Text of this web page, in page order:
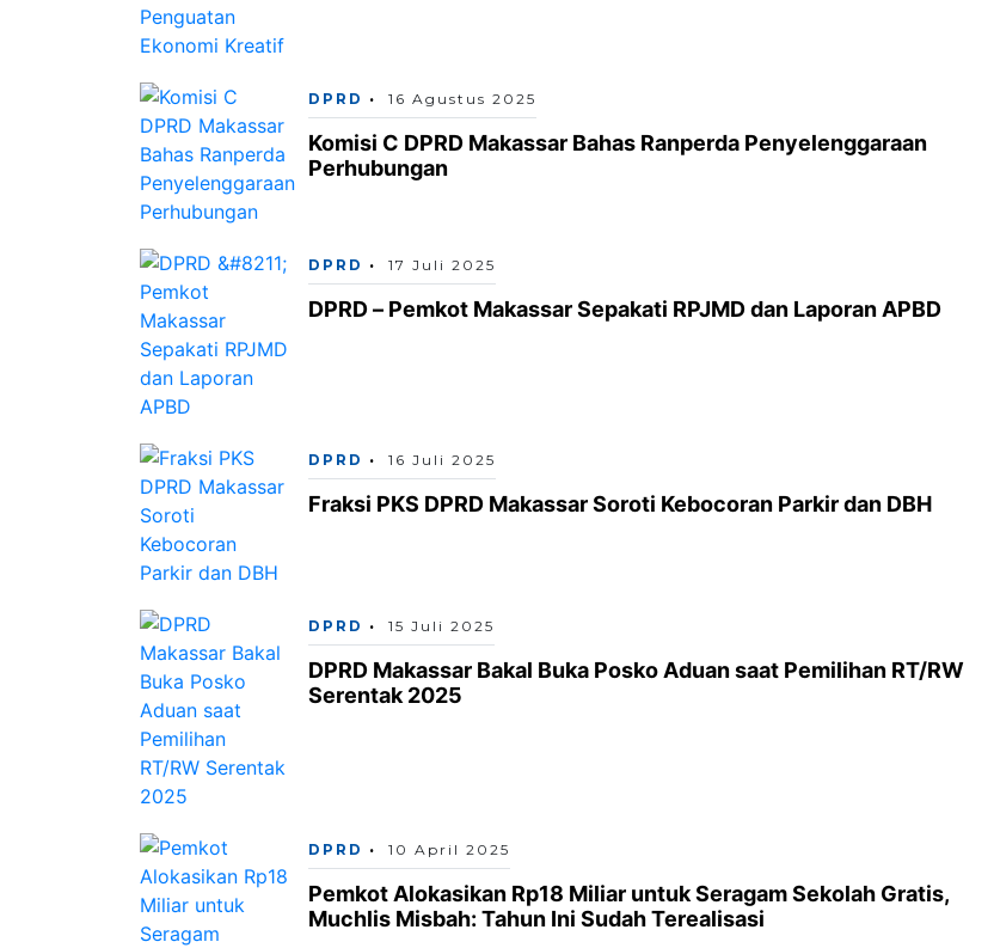
DPRD 16 Agustus 2025
Komisi C DPRD Makassar Bahas Ranperda Penyelenggaraan
Perhubungan
DPRD 17 Juli 2025
DPRD – Pemkot Makassar Sepakati RPJMD dan Laporan APBD
DPRD 16 Juli 2025
Fraksi PKS DPRD Makassar Soroti Kebocoran Parkir dan DBH
DPRD 15 Juli 2025
DPRD Makassar Bakal Buka Posko Aduan saat Pemilihan RT/RW
Serentak 2025
DPRD 10 April 2025
Pemkot Alokasikan Rp18 Miliar untuk Seragam Sekolah Gratis,
Muchlis Misbah: Tahun Ini Sudah Terealisasi